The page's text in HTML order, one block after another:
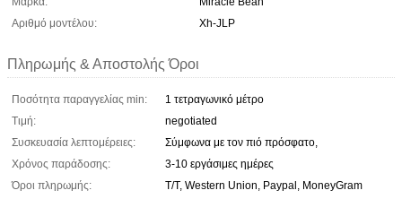
Αριθμό μοντέλου:
Xh-JLP
Πληρωμής & Αποστολής Όροι
Ποσότητα παραγγελίας min:
1 τετραγωνικό μέτρο
Τιμή:
negotiated
Συσκευασία λεπτομέρειες:
Σύμφωνα με τον πιό πρόσφατο,
Χρόνος παράδοσης:
3-10 εργάσιμες ημέρες
Όροι πληρωμής:
T/T, Western Union, Paypal, MoneyGram